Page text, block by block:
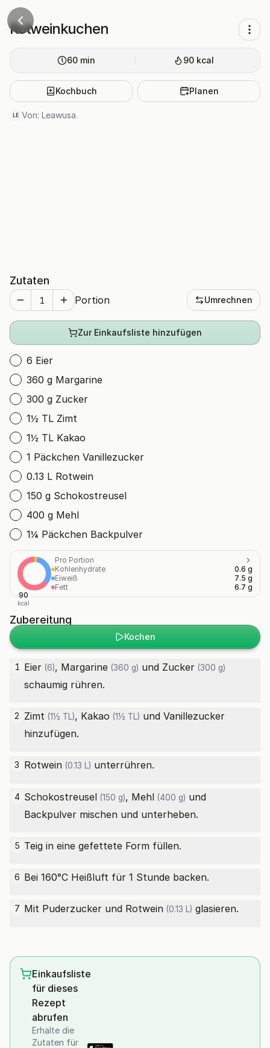
Rotweinkuchen
60 min 90 kcal
Kochbuch Planen
LE Von: Leawusa
Zutaten
Portion Umrechnen
Zur Einkaufsliste hinzufügen
6 Eier
360 g Margarine
300 g Zucker
1½ TL Zimt
1½ TL Kakao
1 Päckchen Vanillezucker
0.13 L Rotwein
150 g Schokostreusel
400 g Mehl
1¼ Päckchen Backpulver
90
kcal
Pro Portion
Kohlenhydrate
0.6 g
Eiweiß
7.5 g
Fett
6.7 g
Zubereitung
Kochen
1 Eier (6), Margarine (360 g) und Zucker (300 g)
schaumig rühren.
2 Zimt (1½ TL), Kakao (1½ TL) und Vanillezucker
hinzufügen.
3 Rotwein (0.13 L) unterrühren.
4 Schokostreusel (150 g), Mehl (400 g) und
Backpulver mischen und unterheben.
5 Teig in eine gefettete Form füllen.
6 Bei 160°C Heißluft für 1 Stunde backen.
7 Mit Puderzucker und Rotwein (0.13 L) glasieren.
Einkaufsliste
für dieses
Rezept
abrufen
Erhalte die
Zutaten für